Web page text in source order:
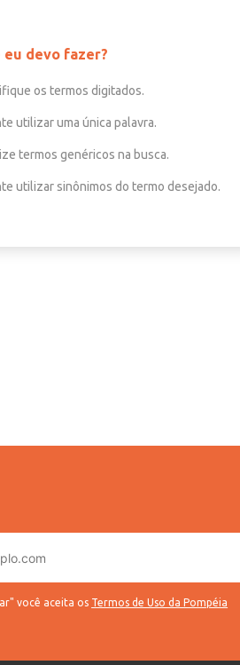
eu devo fazer?
os termos digitados.
utilizar uma única palavra.
termos genéricos na busca.
utilizar sinônimos do termo desejado.
você aceita os Termos de Uso da Pompéia